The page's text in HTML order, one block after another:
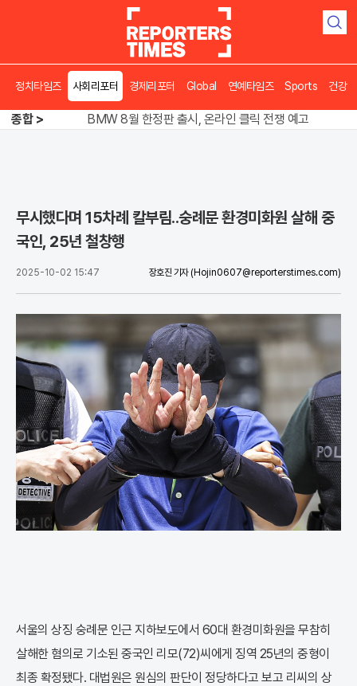
검
정치타임즈 사회리포터 경제리포터 Global 연예타임즈 Sports 건강
종합 >
김용 vs 이성윤, 5위 쟁탈전 '0.7%p' 혈투
BMW 8월 한정판 출시, 온라인 클릭 전쟁 예고
무시했다며 15차례 칼부림..숭례문 환경미화원 살해 중
국인, 25년 철창행
2025-10-02 15:47 장호진 기자 (Hojin0607@reporterstimes.com)
서울의 상징 숭례문 인근 지하보도에서 60대 환경미화원을 무참히
살해한 혐의로 기소된 중국인 리모(72)씨에게 징역 25년의 중형이
최종 확정됐다. 대법원은 원심의 판단이 정당하다고 보고 리씨의 상